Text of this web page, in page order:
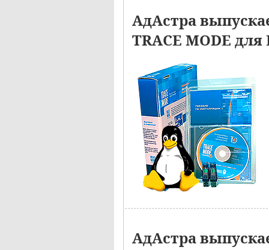
АдАстра
TRACE MODE
АдАстра